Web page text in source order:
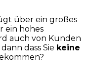
über ein großes
ein hohes
auch von Kunden
dass Sie keine